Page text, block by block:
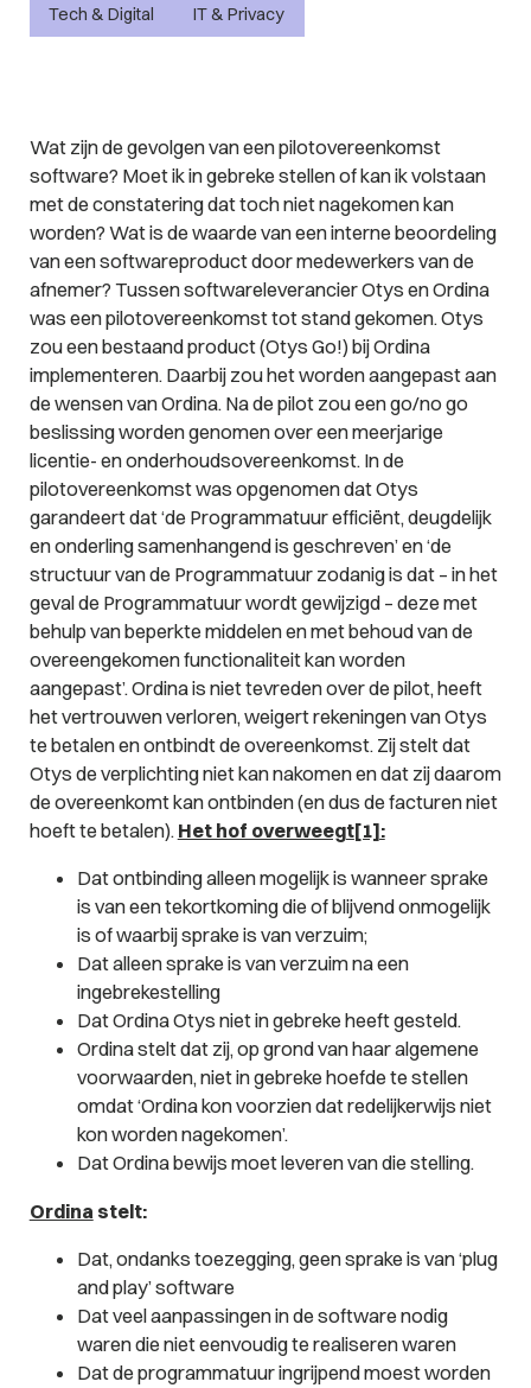
Tech & Digital IT & Privacy
Wat zijn de gevolgen van een pilotovereenkomst
software? Moet ik in gebreke stellen of kan ik volstaan
met de constatering dat toch niet nagekomen kan
worden? Wat is de waarde van een interne beoordeling
van een softwareproduct door medewerkers van de
afnemer? Tussen softwareleverancier Otys en Ordina
was een pilotovereenkomst tot stand gekomen. Otys
zou een bestaand product (Otys Go!) bij Ordina
implementeren. Daarbij zou het worden aangepast aan
de wensen van Ordina. Na de pilot zou een go/no go
beslissing worden genomen over een meerjarige
licentie- en onderhoudsovereenkomst. In de
pilotovereenkomst was opgenomen dat Otys
garandeert dat ‘de Programmatuur efficiënt, deugdelijk
en onderling samenhangend is geschreven’ en ‘de
structuur van de Programmatuur zodanig is dat – in het
geval de Programmatuur wordt gewijzigd – deze met
behulp van beperkte middelen en met behoud van de
overeengekomen functionaliteit kan worden
aangepast’. Ordina is niet tevreden over de pilot, heeft
het vertrouwen verloren, weigert rekeningen van Otys
te betalen en ontbindt de overeenkomst. Zij stelt dat
Otys de verplichting niet kan nakomen en dat zij daarom
de overeenkomt kan ontbinden (en dus de facturen niet
hoeft te betalen). Het hof overweegt[1]:
Dat ontbinding alleen mogelijk is wanneer sprake
is van een tekortkoming die of blijvend onmogelijk
is of waarbij sprake is van verzuim;
Dat alleen sprake is van verzuim na een
ingebrekestelling
Dat Ordina Otys niet in gebreke heeft gesteld.
Ordina stelt dat zij, op grond van haar algemene
voorwaarden, niet in gebreke hoefde te stellen
omdat ‘Ordina kon voorzien dat redelijkerwijs niet
kon worden nagekomen’.
Dat Ordina bewijs moet leveren van die stelling.
Ordina stelt:
Dat, ondanks toezegging, geen sprake is van ‘plug
and play’ software
Dat veel aanpassingen in de software nodig
waren die niet eenvoudig te realiseren waren
Dat de programmatuur ingrijpend moest worden